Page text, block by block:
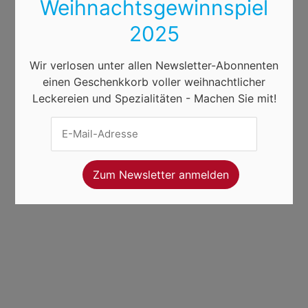
Weihnachtsgewinnspiel
2025
Wir verlosen unter allen Newsletter-Abonnenten
einen Geschenkkorb voller weihnachtlicher
Leckereien und Spezialitäten - Machen Sie mit!